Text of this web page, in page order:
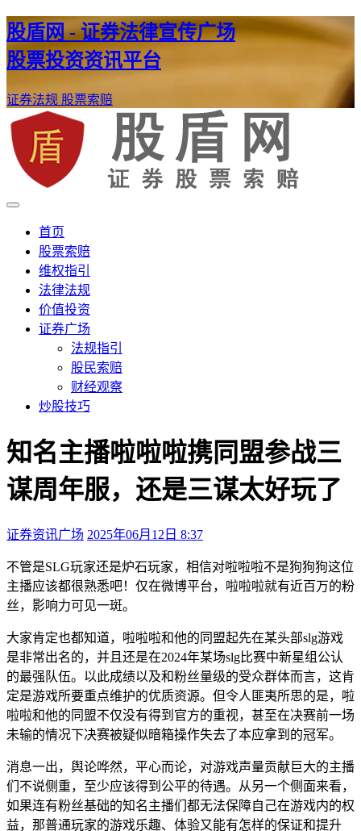
股盾网 - 证券法律宣传广场
股票投资资讯平台
证券法规 股票索赔
股盾网
证券股票维权网
首页
股票索赔
维权指引
法律法规
价值投资
证券广场
法规指引
股民索赔
财经观察
炒股技巧
知名主播啦啦啦携同盟参战三
谋周年服，还是三谋太好玩了
证券资讯广场 2025年06月12日 8:37
不管是SLG玩家还是炉石玩家，相信对啦啦啦不是狗狗狗这位
主播应该都很熟悉吧！仅在微博平台，啦啦啦就有近百万的粉
丝，影响力可见一斑。
大家肯定也都知道，啦啦啦和他的同盟起先在某头部slg游戏
是非常出名的，并且还是在2024年某场slg比赛中新星组公认
的最强队伍。以此成绩以及和粉丝量级的受众群体而言，这肯
定是游戏所要重点维护的优质资源。但令人匪夷所思的是，啦
啦啦和他的同盟不仅没有得到官方的重视，甚至在决赛前一场
未输的情况下决赛被疑似暗箱操作失去了本应拿到的冠军。
消息一出，舆论哗然，平心而论，对游戏声量贡献巨大的主播
们不说侧重，至少应该得到公平的待遇。从另一个侧面来看，
如果连有粉丝基础的知名主播们都无法保障自己在游戏内的权
益，那普通玩家的游戏乐趣、体验又能有怎样的保证和提升